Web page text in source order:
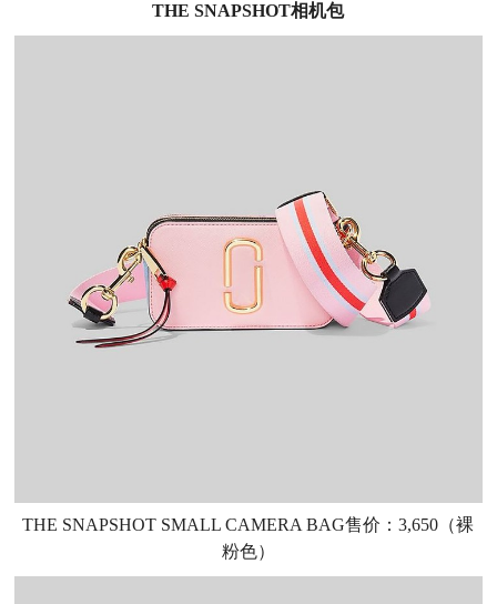
THE SNAPSHOT相机包
THE SNAPSHOT SMALL CAMERA BAG售价：3,650（裸
粉色）